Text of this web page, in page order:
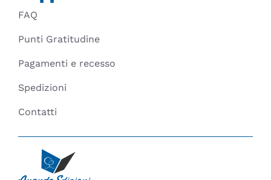
FAQ
Punti Gratitudine
Pagamenti e recesso
Spedizioni
Contatti